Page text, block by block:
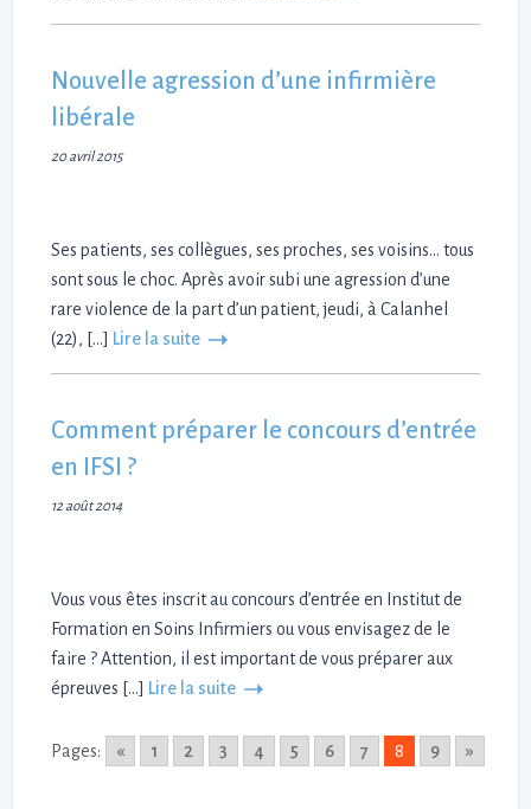
Nouvelle agression d’une infirmière
libérale
20 avril 2015
Ses patients, ses collègues, ses proches, ses voisins… tous
sont sous le choc. Après avoir subi une agression d’une
rare violence de la part d’un patient, jeudi, à Calanhel
(22), […] Lire la suite
Comment préparer le concours d’entrée
en IFSI ?
12 août 2014
Vous vous êtes inscrit au concours d’entrée en Institut de
Formation en Soins Infirmiers ou vous envisagez de le
faire ? Attention, il est important de vous préparer aux
épreuves […] Lire la suite
Pages: « 1 2 3 4 5 6 7 8 9 »